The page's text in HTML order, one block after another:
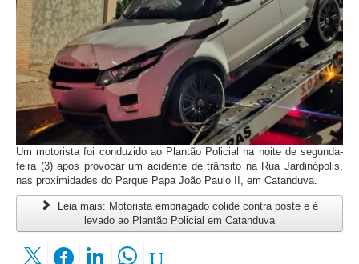
Um motorista foi conduzido ao Plantão Policial na noite de segunda-
feira (3) após provocar um acidente de trânsito na Rua Jardinópolis,
nas proximidades do Parque Papa João Paulo II, em Catanduva.
Leia mais: Motorista embriagado colide contra poste e é
levado ao Plantão Policial em Catanduva